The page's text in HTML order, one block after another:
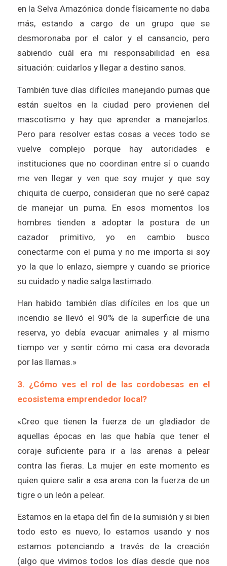
en la Selva Amazónica donde físicamente no daba
más, estando a cargo de un grupo que se
desmoronaba por el calor y el cansancio, pero
sabiendo cuál era mi responsabilidad en esa
situación: cuidarlos y llegar a destino sanos.
También tuve días difíciles manejando pumas que
están sueltos en la ciudad pero provienen del
mascotismo y hay que aprender a manejarlos.
Pero para resolver estas cosas a veces todo se
vuelve complejo porque hay autoridades e
instituciones que no coordinan entre sí o cuando
me ven llegar y ven que soy mujer y que soy
chiquita de cuerpo, consideran que no seré capaz
de manejar un puma. En esos momentos los
hombres tienden a adoptar la postura de un
cazador primitivo, yo en cambio busco
conectarme con el puma y no me importa si soy
yo la que lo enlazo, siempre y cuando se priorice
su cuidado y nadie salga lastimado.
Han habido también días difíciles en los que un
incendio se llevó el 90% de la superficie de una
reserva, yo debía evacuar animales y al mismo
tiempo ver y sentir cómo mi casa era devorada
por las llamas.»
3. ¿Cómo ves el rol de las cordobesas en el
ecosistema emprendedor local?
«Creo que tienen la fuerza de un gladiador de
aquellas épocas en las que había que tener el
coraje suficiente para ir a las arenas a pelear
contra las fieras. La mujer en este momento es
quien quiere salir a esa arena con la fuerza de un
tigre o un león a pelear.
Estamos en la etapa del fin de la sumisión y si bien
todo esto es nuevo, lo estamos usando y nos
estamos potenciando a través de la creación
(algo que vivimos todos los días desde que nos